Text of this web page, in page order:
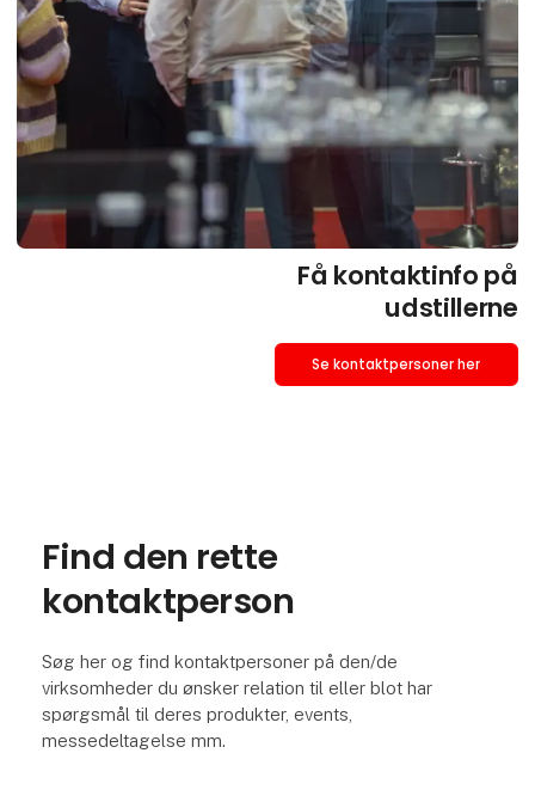
Få kontaktinfo på
udstillerne
Se kontaktpersoner her
Find den rette
kontaktperson
Søg her og find kontaktpersoner på den/de
virksomheder du ønsker relation til eller blot har
spørgsmål til deres produkter, events,
messedeltagelse mm.